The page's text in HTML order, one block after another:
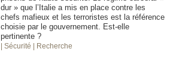
dur » que l’Italie a mis en place contre les
chefs mafieux et les terroristes est la référence
choisie par le gouvernement. Est-elle
pertinente ?
| Sécurité | Recherche